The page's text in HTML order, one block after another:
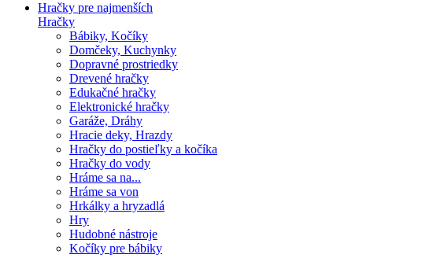
Hračky pre najmenších
Hračky
Bábiky, Kočíky
Domčeky, Kuchynky
Dopravné prostriedky
Drevené hračky
Edukačné hračky
Elektronické hračky
Garáže, Dráhy
Hracie deky, Hrazdy
Hračky do postieľky a kočíka
Hračky do vody
Hráme sa na...
Hráme sa von
Hrkálky a hryzadlá
Hry
Hudobné nástroje
Kočíky pre bábiky